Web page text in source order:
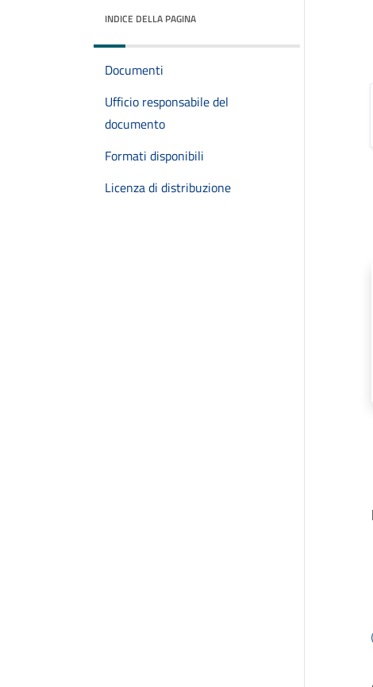
INDICE DELLA PAGINA
Documenti
Ufficio responsabile del
documento
Formati disponibili
Licenza di distribuzione